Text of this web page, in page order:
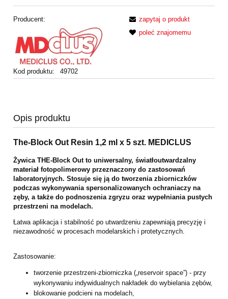
Producent:
Kod produktu: 49702
zapytaj o produkt
poleć znajomemu
Opis produktu
The-Block Out Resin 1,2 ml x 5 szt. MEDICLUS
Żywica THE-Block Out to uniwersalny, światłoutwardzalny
materiał fotopolimerowy przeznaczony do zastosowań
laboratoryjnych. Stosuje się ją do tworzenia zbiorniczków
podczas wykonywania spersonalizowanych ochraniaczy na
zęby, a także do podnoszenia zgryzu oraz wypełniania pustych
przestrzeni na modelach.
Łatwa aplikacja i stabilność po utwardzeniu zapewniają precyzję i
niezawodność w procesach modelarskich i protetycznych.
Zastosowanie:
tworzenie przestrzeni-zbiorniczka („reservoir space”) - przy
wykonywaniu indywidualnych nakładek do wybielania zębów,
blokowanie podcieni na modelach,